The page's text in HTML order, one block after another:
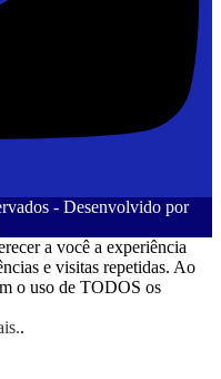
- Desenvolvido por
a você a experiência
e visitas repetidas. Ao
o uso de TODOS os
.